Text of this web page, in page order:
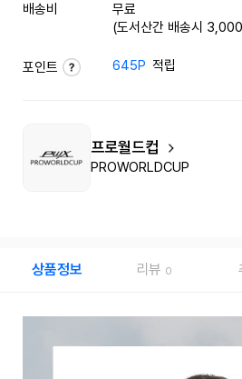
배송비
무료
(도서산간 배송시
포인트 645P 적립
프로월드컵
PROWORLDCUP
상품정보 리뷰 0